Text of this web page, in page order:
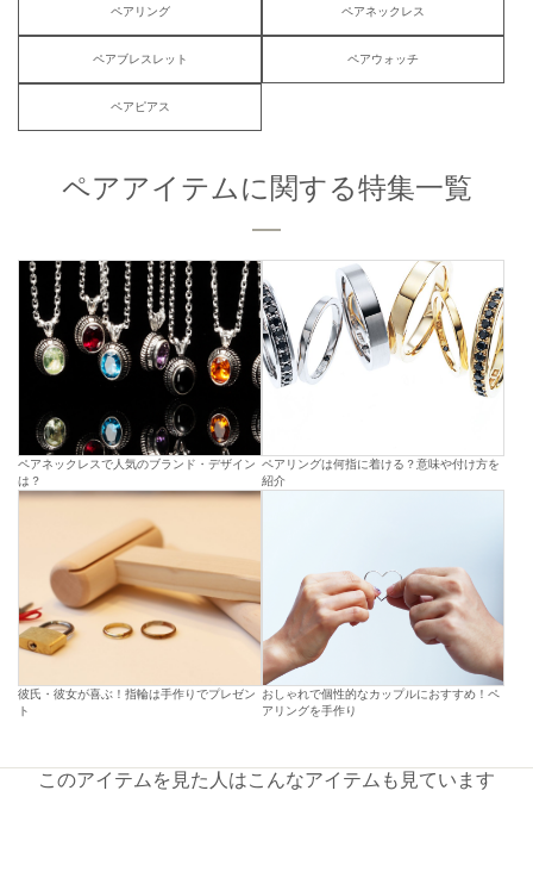
ペアリング ペアネックレス
ペアブレスレット ペアウォッチ
ペアピアス
ペアアイテムに関する特集一覧
ペアネックレスで人気のブランド・デザイン
は？
ペアリングは何指に着ける？意味や付け方を
紹介
彼氏・彼女が喜ぶ！指輪は手作りでプレゼン
ト
おしゃれで個性的なカップルにおすすめ！ペ
アリングを手作り
このアイテムを見た人はこんなアイテムも見ています